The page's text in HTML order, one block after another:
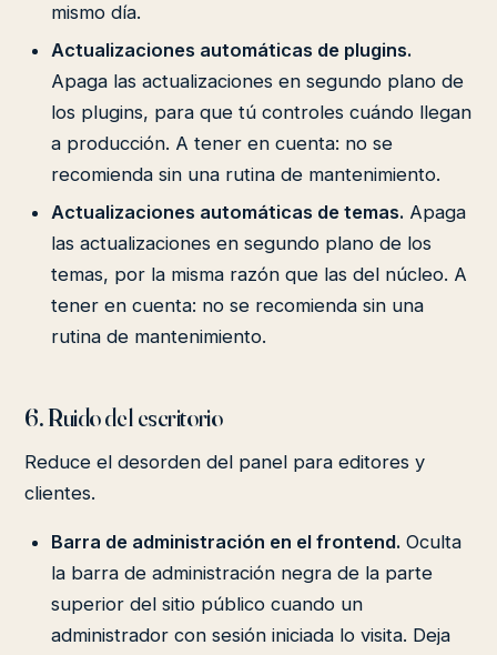
mismo día.
Actualizaciones automáticas de plugins.
Apaga las actualizaciones en segundo plano de
los plugins, para que tú controles cuándo llegan
a producción. A tener en cuenta: no se
recomienda sin una rutina de mantenimiento.
Actualizaciones automáticas de temas. Apaga
las actualizaciones en segundo plano de los
temas, por la misma razón que las del núcleo. A
tener en cuenta: no se recomienda sin una
rutina de mantenimiento.
6. Ruido del escritorio
Reduce el desorden del panel para editores y
clientes.
Barra de administración en el frontend. Oculta
la barra de administración negra de la parte
superior del sitio público cuando un
administrador con sesión iniciada lo visita. Deja